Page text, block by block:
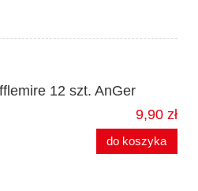
12 szt. AnGer
9,90 zł
do koszyka